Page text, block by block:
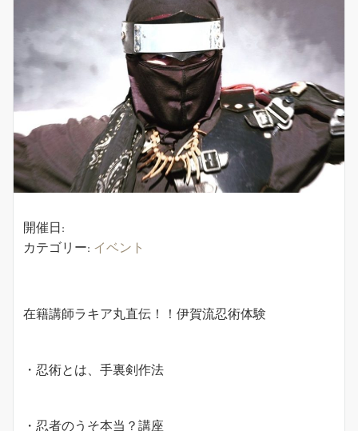
開催日:
カテゴリー: イベント
在籍講師ラキア丸直伝！！伊賀流忍術体験
・忍術とは、手裏剣作法
・忍者のうそ本当？講座